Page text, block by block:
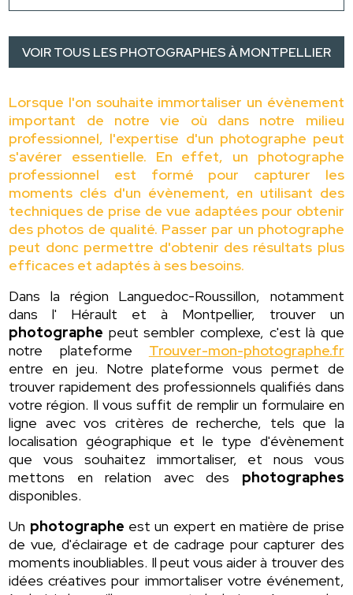
VOIR TOUS LES PHOTOGRAPHES À MONTPELLIER
Lorsque l'on souhaite immortaliser un évènement
important de notre vie où dans notre milieu
professionnel, l'expertise d'un photographe peut
s'avérer essentielle. En effet, un photographe
professionnel est formé pour capturer les
moments clés d'un évènement, en utilisant des
techniques de prise de vue adaptées pour obtenir
des photos de qualité. Passer par un photographe
peut donc permettre d'obtenir des résultats plus
efficaces et adaptés à ses besoins.
Dans la région Languedoc-Roussillon, notamment
dans l' Hérault et à Montpellier, trouver un
photographe peut sembler complexe, c'est là que
notre plateforme Trouver-mon-photographe.fr
entre en jeu. Notre plateforme vous permet de
trouver rapidement des professionnels qualifiés dans
votre région. Il vous suffit de remplir un formulaire en
ligne avec vos critères de recherche, tels que la
localisation géographique et le type d'évènement
que vous souhaitez immortaliser, et nous vous
mettons en relation avec des photographes
disponibles.
Un photographe est un expert en matière de prise
de vue, d'éclairage et de cadrage pour capturer des
moments inoubliables. Il peut vous aider à trouver des
idées créatives pour immortaliser votre événement,